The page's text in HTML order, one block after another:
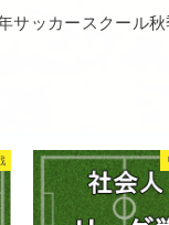
サッカースクール